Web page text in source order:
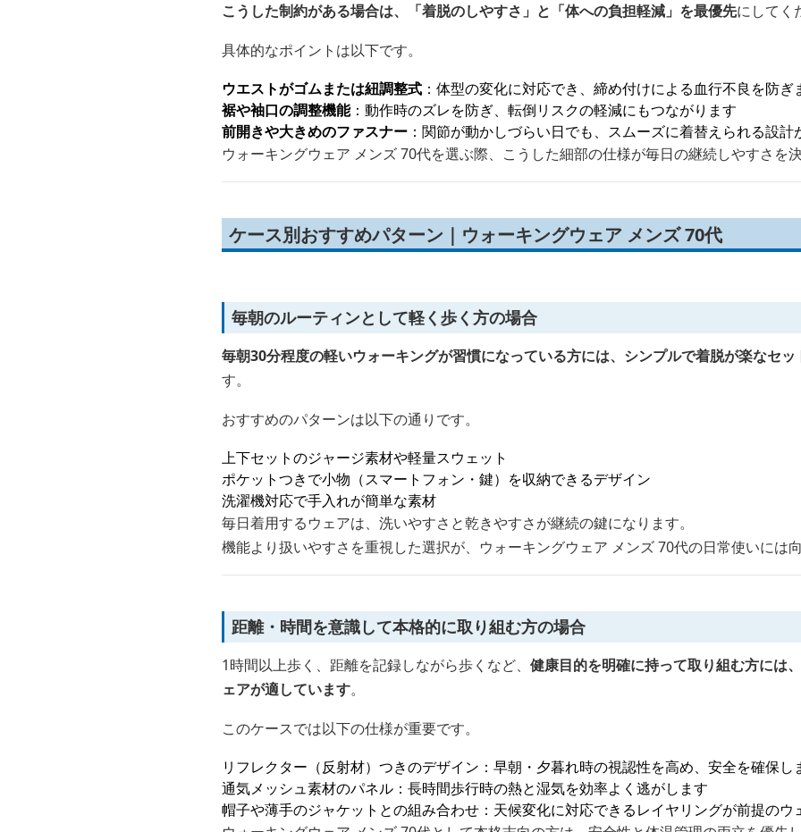
こうした制約がある場合は、「着脱のしやすさ」と「体への負担軽減」を最優先にしてく
具体的なポイントは以下です。
ウエストがゴムまたは紐調整式 ：体型の変化に対応でき、締め付けによる血行不良を防ぎ
裾や袖口の調整機能：動作時のズレを防ぎ、転倒リスクの軽減にもつながります
前開きや大きめのファスナー ：関節が動かしづらい日でも、スムーズに着替えられる設計
ウォーキングウェア メンズ 70代を選ぶ際、こうした細部の仕様が毎日の継続しやすさを決
ケース別おすすめパターン｜ウォーキングウェア メンズ 70代
毎朝のルーティンとして軽く歩く方の場合
毎朝30分程度の軽いウォーキングが習慣になっている方には、シンプルで着脱が楽なセ
す。
おすすめのパターンは以下の通りです。
上下セットのジャージ素材や軽量スウェット
ポケットつきで小物（スマートフォン・鍵）を収納できるデザイン
洗濯機対応で手入れが簡単な素材
毎日着用するウェアは、洗いやすさと乾きやすさが継続の鍵になります。
機能より扱いやすさを重視した選択が、ウォーキングウェア メンズ 70代の日常使いには向
距離・時間を意識して本格的に取り組む方の場合
1時間以上歩く、距離を記録しながら歩くなど、 健康目的を明確に持って取り組む方には
ェアが適しています。
このケースでは以下の仕様が重要です。
リフレクター（反射材）つきのデザイン：早朝・夕暮れ時の視認性を高め、安全を確保し
通気メッシュ素材のパネル：長時間歩行時の熱と湿気を効率よく逃がします
帽子や薄手のジャケットとの組み合わせ：天候変化に対応できるレイヤリングが前提のウ